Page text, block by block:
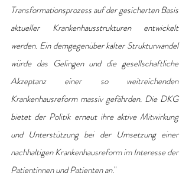
Transformationsprozess auf der gesicherten Basis
aktueller Krankenhausstrukturen entwickelt
werden. Ein demgegenüber kalter Strukturwandel
würde das Gelingen und die gesellschaftliche
Akzeptanz einer so weitreichenden
Krankenhausreform massiv gefährden. Die DKG
bietet der Politik erneut ihre aktive Mitwirkung
und Unterstützung bei der Umsetzung einer
nachhaltigen Krankenhausreform im Interesse der
Patientinnen und Patienten an."